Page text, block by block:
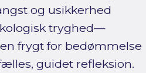
og usikkerhed
tryghed—
frygt for bedømmelse
guidet refleksion.